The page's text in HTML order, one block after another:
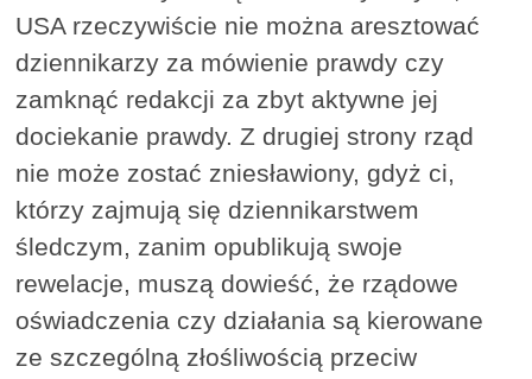
USA rzeczywiście nie można aresztować
dziennikarzy za mówienie prawdy czy
zamknąć redakcji za zbyt aktywne jej
dociekanie prawdy. Z drugiej strony rząd
nie może zostać zniesławiony, gdyż ci,
którzy zajmują się dziennikarstwem
śledczym, zanim opublikują swoje
rewelacje, muszą dowieść, że rządowe
oświadczenia czy działania są kierowane
ze szczególną złośliwością przeciw